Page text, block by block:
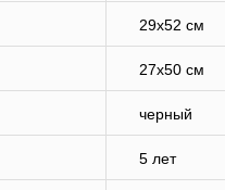
29х52 см
27х50 см
черный
5 лет